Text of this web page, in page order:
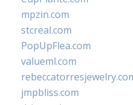
mpzin.com
stcreal.com
PopUpFlea.com
valueml.com
jmpbliss.com